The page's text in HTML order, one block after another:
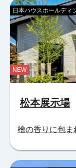
松本展示場
日本ハウスホールディ
檜の香りに包
NEW